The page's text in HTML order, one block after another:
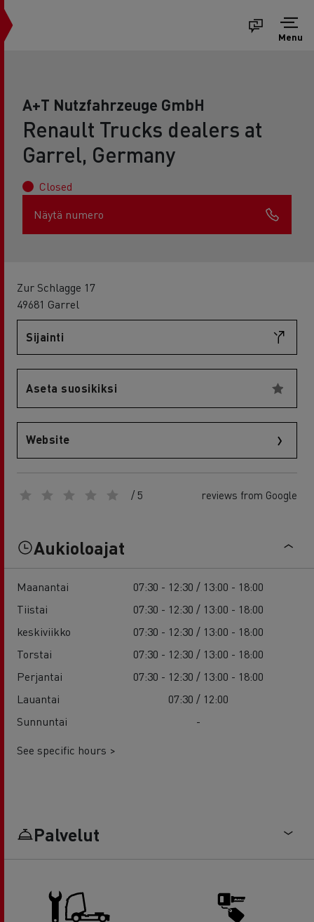
Menu
A+T Nutzfahrzeuge GmbH
Renault Trucks dealers at
Garrel, Germany
Closed
Näytä numero
Zur Schlagge 17
49681 Garrel
Sijainti
Aseta suosikiksi
Website
/ 5 reviews from Google
Aukioloajat
Maanantai
07:30 - 12:30 / 13:00 - 18:00
Tiistai
07:30 - 12:30 / 13:00 - 18:00
keskiviikko
07:30 - 12:30 / 13:00 - 18:00
Torstai
07:30 - 12:30 / 13:00 - 18:00
Perjantai
07:30 - 12:30 / 13:00 - 18:00
Lauantai
07:30 / 12:00
Sunnuntai
-
See specific hours >
Palvelut